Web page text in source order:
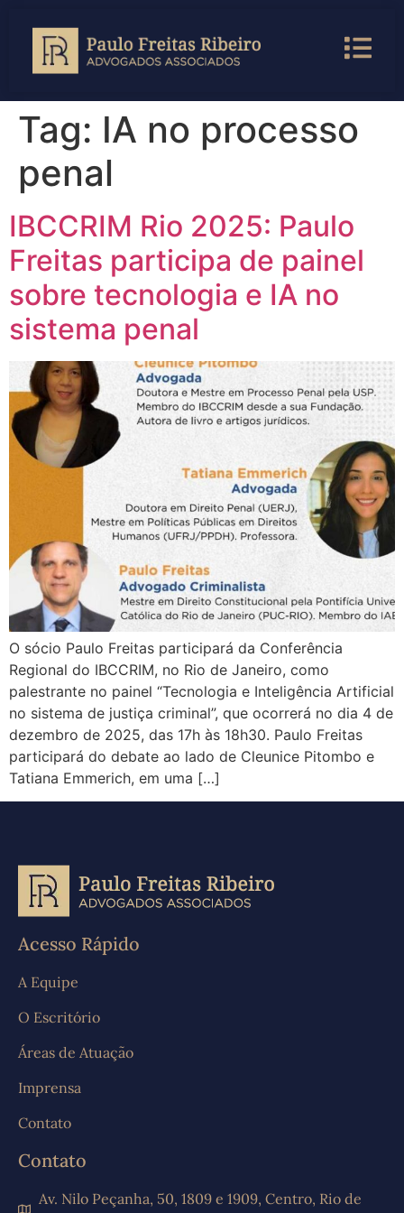
Tag: IA no processo
penal
IBCCRIM Rio 2025: Paulo
Freitas participa de painel
sobre tecnologia e IA no
sistema penal
O sócio Paulo Freitas participará da Conferência
Regional do IBCCRIM, no Rio de Janeiro, como
palestrante no painel “Tecnologia e Inteligência Artificial
no sistema de justiça criminal”, que ocorrerá no dia 4 de
dezembro de 2025, das 17h às 18h30. Paulo Freitas
participará do debate ao lado de Cleunice Pitombo e
Tatiana Emmerich, em uma […]
Acesso Rápido
A Equipe
O Escritório
Áreas de Atuação
Imprensa
Contato
Contato
Av. Nilo Peçanha, 50, 1809 e 1909, Centro, Rio de